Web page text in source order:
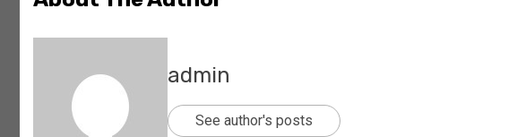
admin
See author's posts